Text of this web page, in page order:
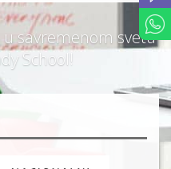
savremenom svetu
School!